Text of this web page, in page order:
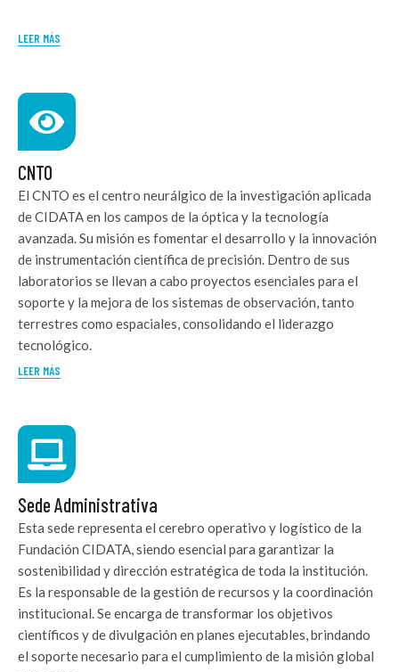
LEER MÁS
CNTO
El CNTO es el centro neurálgico de la investigación aplicada
de CIDATA en los campos de la óptica y la tecnología
avanzada. Su misión es fomentar el desarrollo y la innovación
de instrumentación científica de precisión. Dentro de sus
laboratorios se llevan a cabo proyectos esenciales para el
soporte y la mejora de los sistemas de observación, tanto
terrestres como espaciales, consolidando el liderazgo
tecnológico.
LEER MÁS
Sede Administrativa
Esta sede representa el cerebro operativo y logístico de la
Fundación CIDATA, siendo esencial para garantizar la
sostenibilidad y dirección estratégica de toda la institución.
Es la responsable de la gestión de recursos y la coordinación
institucional. Se encarga de transformar los objetivos
científicos y de divulgación en planes ejecutables, brindando
el soporte necesario para el cumplimiento de la misión global